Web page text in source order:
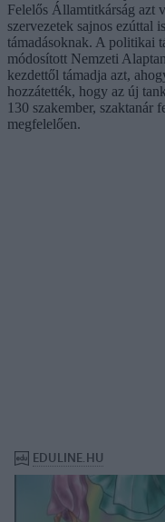
Felelős Államtitkárság azt
szervezetek sajnos ezúttal
támadásoknak. A politikai
módosított Nemzeti
kezdettől támadja azt,
hozzátették, hogy az új
130 szakember, szaktanár
megfelelően.